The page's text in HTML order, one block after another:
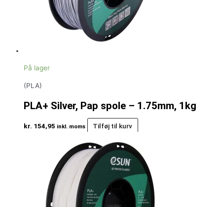
På lager
(PLA)
PLA+ Silver, Pap spole – 1.75mm, 1kg
kr. 154,95 inkl. moms Tilføj til kurv